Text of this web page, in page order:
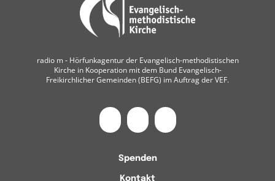
radio m ‐ Hörfunkagentur der Evangelisch-methodistischen
Kirche in Kooperation mit dem Bund Evangelisch-
Freikirchlicher Gemeinden (BEFG) im Auftrag der VEF.
Spenden
Kontakt